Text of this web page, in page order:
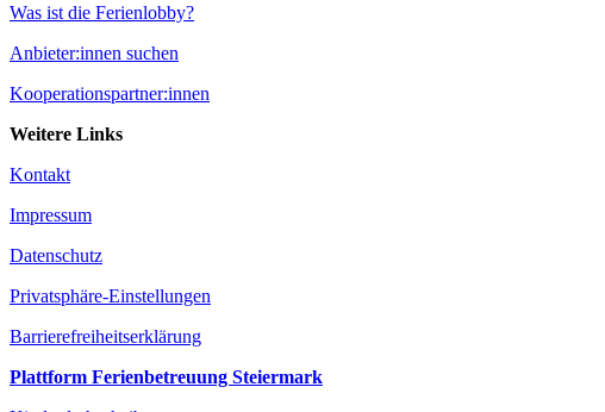
Was ist die Ferienlobby?
Anbieter:innen suchen
Kooperationspartner:innen
Weitere Links
Kontakt
Impressum
Datenschutz
Privatsphäre-Einstellungen
Barrierefreiheitserklärung
Plattform Ferienbetreuung Steiermark